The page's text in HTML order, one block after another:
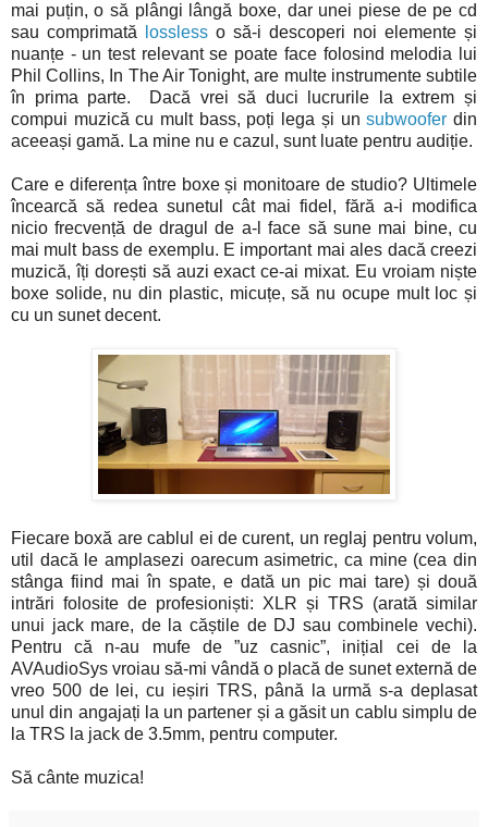
mai puțin, o să plângi lângă boxe, dar unei piese de pe cd
sau comprimată
lossless o să-i descoperi noi elemente și
nuanțe - un test relevant se poate face folosind melodia lui
Phil Collins, In The Air Tonight, are multe instrumente subtile
în prima parte. Dacă vrei să duci lucrurile la extrem și
compui muzică cu mult bass, poți lega și unsubwoofer din
aceeași gamă. La mine nu e cazul, sunt luate pentru audiție.
Care e diferența între boxe și monitoare de studio? Ultimele
încearcă să redea sunetul cât mai fidel, fără a-i modifica
nicio frecvență de dragul de a-l face să sune mai bine, cu
mai mult bass de exemplu. E important mai ales dacă creezi
muzică, îți dorești să auzi exact ce-ai mixat. Eu vroiam niște
boxe solide, nu din plastic, micuțe, să nu ocupe mult loc și
cu un sunet decent.
Fiecare boxă are cablul ei de curent, un reglaj pentru volum,
util dacă le amplasezi oarecum asimetric, ca mine (cea din
stânga fiind mai în spate, e dată un pic mai tare) și două
intrări folosite de profesioniști: XLR și TRS (arată similar
unui jack mare, de la căștile de DJ sau combinele vechi).
Pentru că n-au mufe de ”uz casnic”, inițial cei de la
AVAudioSys vroiau să-mi vândă o placă de sunet externă de
vreo 500 de lei, cu ieșiri TRS, până la urmă s-a deplasat
unul din angajați la un partener și a găsit un cablu simplu de
la TRS la jack de 3.5mm, pentru computer.
Să cânte muzica!